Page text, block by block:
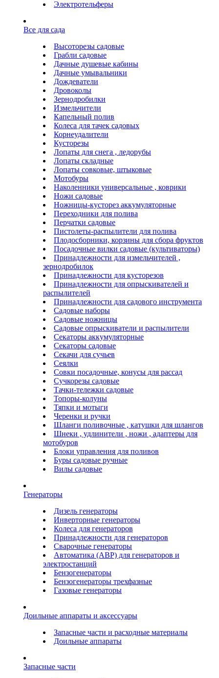
Электротельферы
Все для сада
Высоторезы садовые
Грабли садовые
Дачные душевые кабины
Дачные умывальники
Дождеватели
Дровоколы
Зернодробилки
Измельчители
Капельный полив
Колеса для тачек садовых
Корнеудалители
Кусторезы
Лопаты для снега , ледорубы
Лопаты складные
Лопаты совковые, штыковые
Мотобуры
Наколенники универсальные , коврики
Ножи садовые
Ножницы-кусторез аккумуляторные
Переходники для полива
Перчатки садовые
Пистолеты-распылители для полива
Плодосборники, корзины для сбора фруктов
Посадочные вилки садовые (культиваторы)
Принадлежности для измельчителей ,
зернодробилок
Принадлежности для кусторезов
Принадлежности для опрыскивателей и
распылителей
Принадлежности для садового инструмента
Садовые наборы
Садовые ножницы
Садовые опрыскиватели и распылители
Секаторы аккумуляторные
Секаторы садовые
Секачи для сучьев
Сеялки
Совки посадочные, конусы для рассад
Сучкорезы садовые
Тачки-тележки садовые
Топоры-колуны
Тяпки и мотыги
Черенки и ручки
Шланги поливочные , катушки для шлангов
Шнеки , удлинители , ножи , адаптеры для
мотобуров
Блоки управления для поливов
Буры садовые ручные
Вилы садовые
Генераторы
Дизель генераторы
Инверторные генераторы
Колеса для генераторов
Принадлежности для генераторов
Сварочные генераторы
Автоматика (АВР) для генераторов и
электростанций
Бензогенераторы
Бензогенераторы трехфазные
Газовые генераторы
Доильные аппараты и аксессуары
Запасные части и расходные материалы
Доильные аппараты
Запасные части